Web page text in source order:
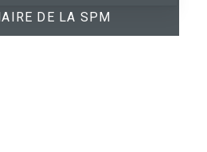
DE LA SPM